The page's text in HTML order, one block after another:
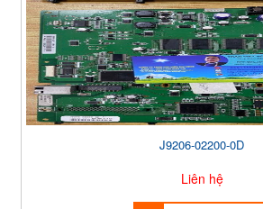
J9206-02200-0D
Liên hệ